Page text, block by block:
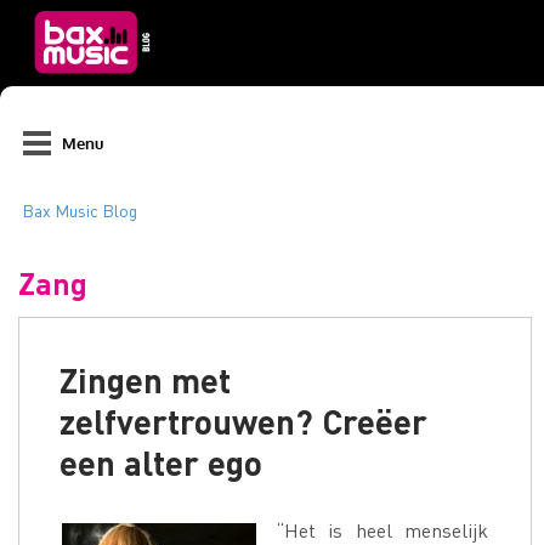
Menu
Zang
Zingen met
zelfvertrouwen? Creëer
een alter ego
“Het is heel menselijk